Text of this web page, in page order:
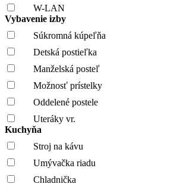
W-LAN
Vybavenie izby
Súkromná kúpeľňa
Detská postieľka
Manželská posteľ
Možnosť prístelky
Oddelené postele
Uteráky vr.
Kuchyňa
Stroj na kávu
Umývačka riadu
Chladnička